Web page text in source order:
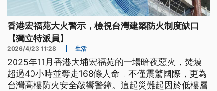
香港宏福苑大火警示，檢視台灣建築防火制度缺口
【獨立特派員】
2026/4/23 11:28 生活
2025年11月香港大埔宏福苑的一場暗夜惡火，焚燒
超過40小時並奪走168條人命，不僅震驚國際，更為
台灣高樓防火安全敲響警鐘。這起災難起因於低樓層